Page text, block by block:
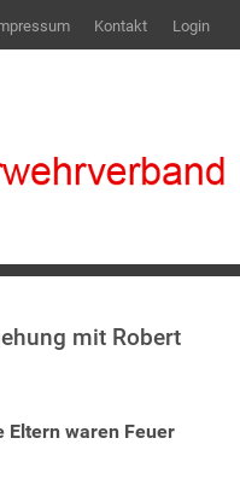
Kontakt Login
mit Robert
Eltern waren Feuer